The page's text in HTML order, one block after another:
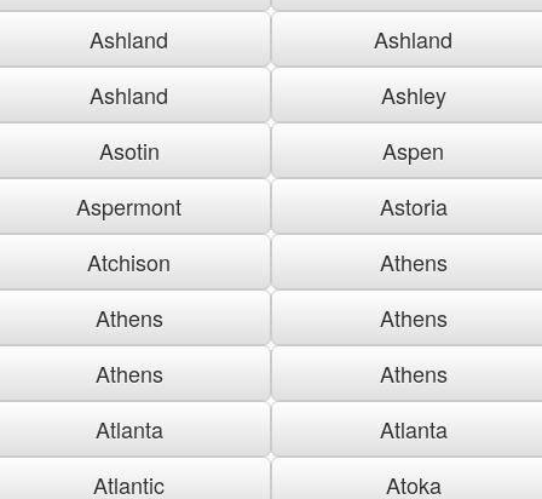
Ashland
Ashland
Ashland
Ashley
Asotin
Aspen
Aspermont
Astoria
Atchison
Athens
Athens
Athens
Athens
Athens
Atlanta
Atlanta
Atlantic
Atoka